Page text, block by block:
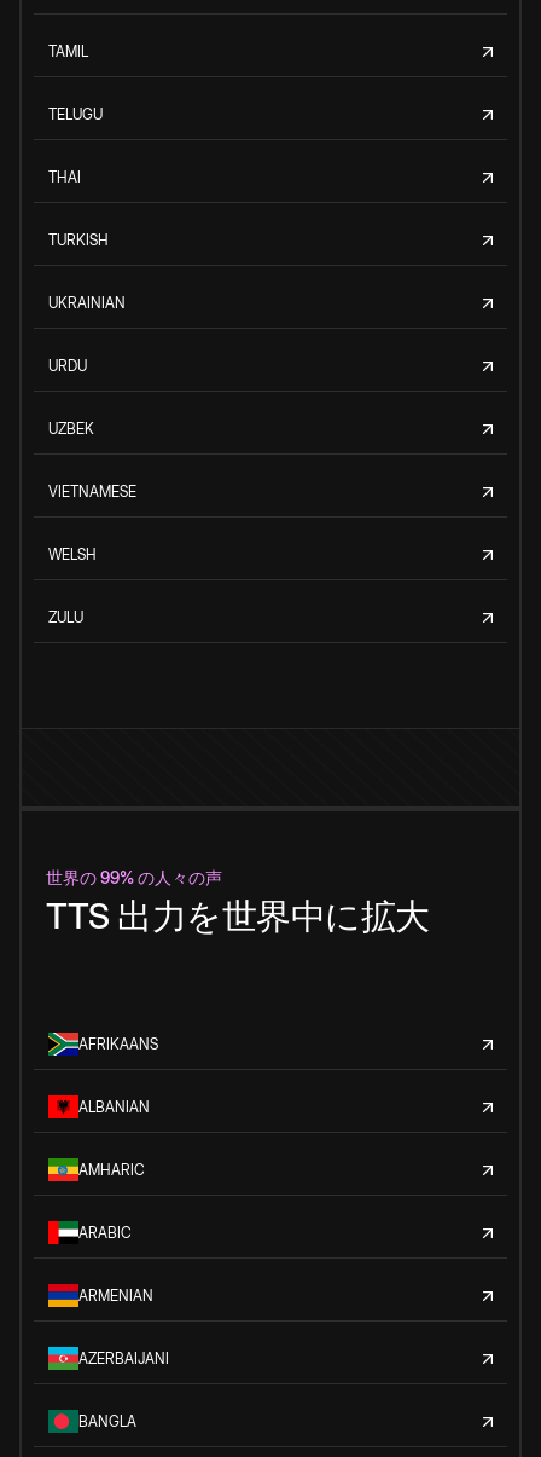
TAMIL
TELUGU
THAI
TURKISH
UKRAINIAN
URDU
UZBEK
VIETNAMESE
WELSH
ZULU
世界の 99% の人々の声
TTS 出力を世界中に拡大
AFRIKAANS
ALBANIAN
AMHARIC
ARABIC
ARMENIAN
AZERBAIJANI
BANGLA